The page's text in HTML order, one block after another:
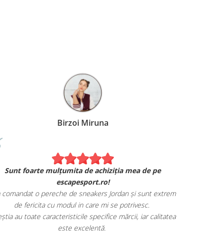
Birzoi Miruna
Sunt foarte mulțumita de achiziția mea de pe
escapesport.ro!
comandat o pereche de sneakers Jordan și sunt extrem
de fericita cu modul in care mi se potrivesc.
au toate caracteristicile specifice mărcii, iar calitatea
este excelentă.